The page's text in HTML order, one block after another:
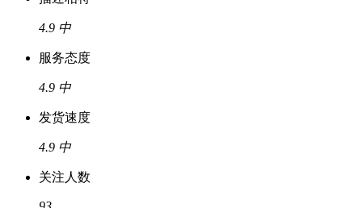
4.9 中
服务态度
4.9 中
发货速度
4.9 中
关注人数